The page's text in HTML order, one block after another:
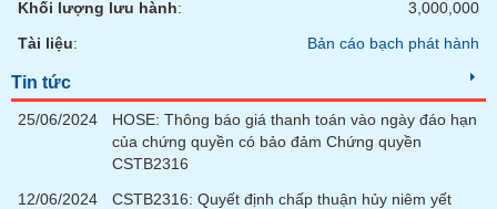
Khối lượng lưu hành:
3,000,000
Tài liệu: Bản cáo bạch phát hành
Tin tức
25/06/2024
HOSE: Thông báo giá thanh toán vào ngày đáo hạn
của chứng quyền có bảo đảm Chứng quyền
CSTB2316
12/06/2024
CSTB2316: Quyết định chấp thuận hủy niêm yết